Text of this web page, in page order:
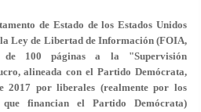
de Estado de los Estados Unidos
Ley de Libertad de Información (FOIA,
100 páginas a la "Supervisión
alineada con el Partido Demócrata,
2017 por liberales (realmente por los
financian el Partido Demócrata)